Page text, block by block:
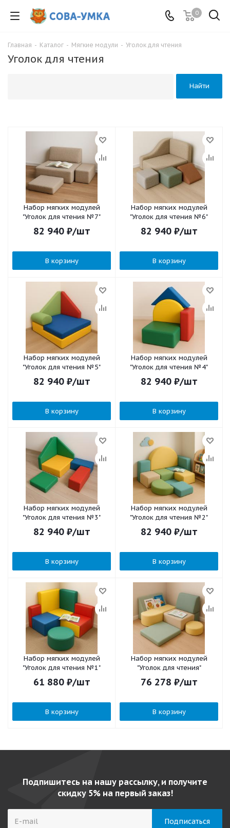
0
Главная - Каталог - Мягкие модули - Уголок для чтения
Уголок для чтения
Найти
Набор мягких модулей
"Уголок для чтения №7"
82 940₽/шт
В корзину
Набор мягких модулей
"Уголок для чтения №6"
82 940₽/шт
В корзину
Набор мягких модулей
"Уголок для чтения №5"
82 940₽/шт
В корзину
Набор мягких модулей
"Уголок для чтения №4"
82 940₽/шт
В корзину
Набор мягких модулей
"Уголок для чтения №3"
82 940₽/шт
В корзину
Набор мягких модулей
"Уголок для чтения №2"
82 940₽/шт
В корзину
Набор мягких модулей
"Уголок для чтения №1"
61 880₽/шт
В корзину
Набор мягких модулей
"Уголок для чтения"
76 278 ₽/шт
В корзину
Подпишитесь на нашу рассылку, и получите
скидку 5% на первый заказ!